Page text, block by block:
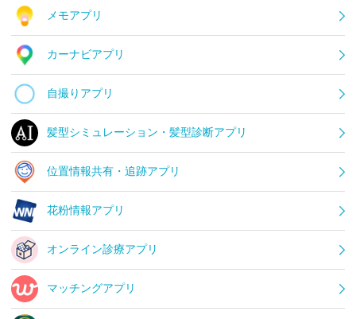
メモアプリ
カーナビアプリ
自撮りアプリ
髪型シミュレーション・髪型診断アプリ
位置情報共有・追跡アプリ
花粉情報アプリ
オンライン診療アプリ
マッチングアプリ